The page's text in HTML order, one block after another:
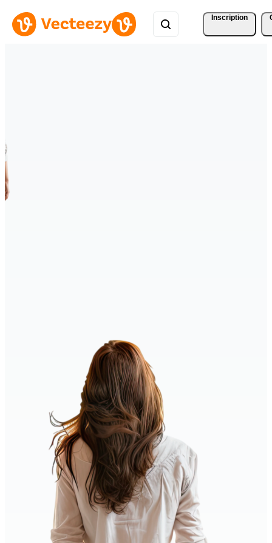
Inscription